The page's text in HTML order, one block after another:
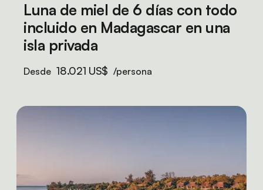
Luna de miel de 6 días con todo
incluido en Madagascar en una
isla privada
Desde 18.021 US$ /persona